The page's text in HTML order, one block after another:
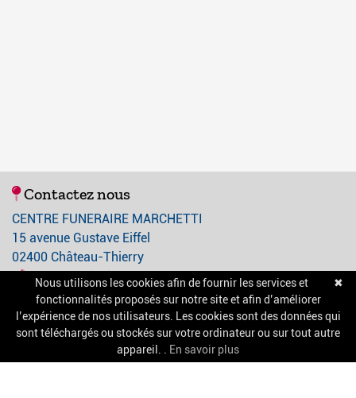
Contactez nous
CENTRE FUNERAIRE MARCHETTI
15 avenue Gustave Eiffel
02400 Château-Thierry
03 23 84 21 21
contact@centre-funeraire-marchetti.com
✖
Nous utilisons les cookies afin de fournir les services et
fonctionnalités proposés sur notre site et afin d’améliorer
l’expérience de nos utilisateurs. Les cookies sont des données qui
sont téléchargés ou stockés sur votre ordinateur ou sur tout autre
appareil. .
En savoir plus